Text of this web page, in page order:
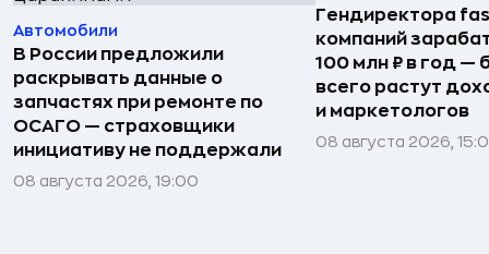
Автомобили
В России предложили
раскрывать данные о
запчастях при ремонте по
ОСАГО — страховщики
инициативу не поддержали
08 августа 2026, 19:00
Гендиректора
компаний
100 млн ₽ в год —
всего растут
и маркетологов
08 августа 2026,